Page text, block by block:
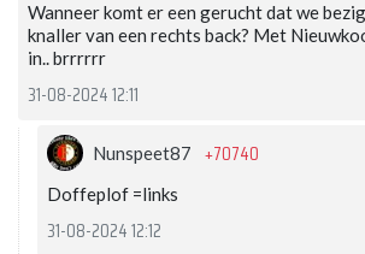
Wanneer komt er een gerucht dat we
knaller van een rechts back? Met
in.. brrrrrr
31-08-2024 12:11
Nunspeet87 +70740
Doffeplof =links
31-08-2024 12:12